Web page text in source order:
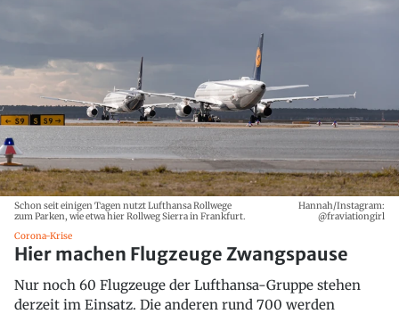
Schon seit einigen Tagen nutzt Lufthansa Rollwege
zum Parken, wie etwa hier Rollweg Sierra in Frankfurt.
Hannah/Instagram:
@fraviationgirl
Corona-Krise
Hier machen Flugzeuge Zwangspause
Nur noch 60 Flugzeuge der Lufthansa-Gruppe stehen
derzeit im Einsatz. Die anderen rund 700 werden